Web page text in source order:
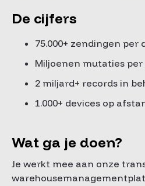
De cijfers
75.000+ zendingen per
Miljoenen mutaties per
2 miljard+ records in
1.000+ devices op
Wat ga je doen?
Je werkt mee aan onze